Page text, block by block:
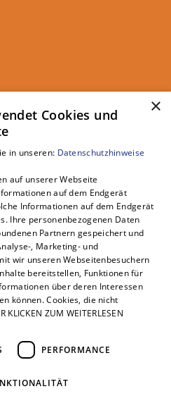
×
Cookies und
in unseren: Datenschutzhinweise
auf unserer Webseite
auf dem Endgerät
Informationen auf dem Endgerät
Ihre personenbezogenen Daten
Partnern gespeichert und
, Marketing- und
wir unseren Webseitenbesuchern
bereitstellen, Funktionen für
über deren Interessen
können. Cookies, die nicht
ZUM WEITERLESEN
PERFORMANCE